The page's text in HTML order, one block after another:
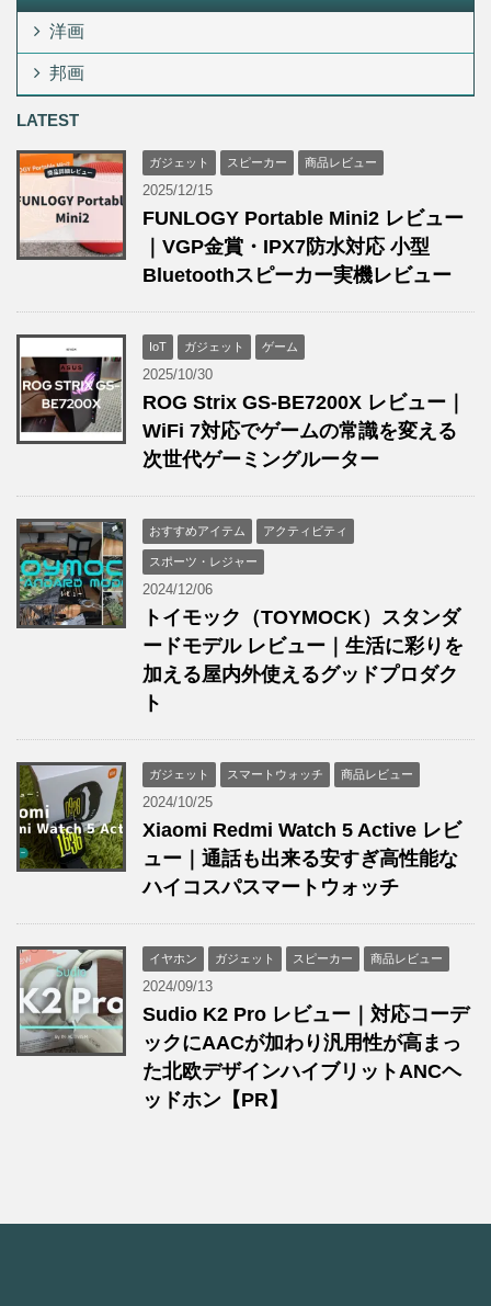
洋画
邦画
LATEST
ガジェット スピーカー 商品レビュー
2025/12/15
FUNLOGY Portable Mini2 レビュー
｜VGP金賞・IPX7防水対応 小型
Bluetoothスピーカー実機レビュー
IoT ガジェット ゲーム
2025/10/30
ROG Strix GS-BE7200X レビュー｜
WiFi 7対応でゲームの常識を変える
次世代ゲーミングルーター
おすすめアイテム アクティビティ
スポーツ・レジャー
2024/12/06
トイモック（TOYMOCK）スタンダ
ードモデル レビュー｜生活に彩りを
加える屋内外使えるグッドプロダク
ト
ガジェット スマートウォッチ 商品レビュー
2024/10/25
Xiaomi Redmi Watch 5 Active レビ
ュー｜通話も出来る安すぎ高性能な
ハイコスパスマートウォッチ
イヤホン ガジェット スピーカー 商品レビュー
2024/09/13
Sudio K2 Pro レビュー｜対応コーデ
ックにAACが加わり汎用性が高まっ
た北欧デザインハイブリットANCヘ
ッドホン【PR】